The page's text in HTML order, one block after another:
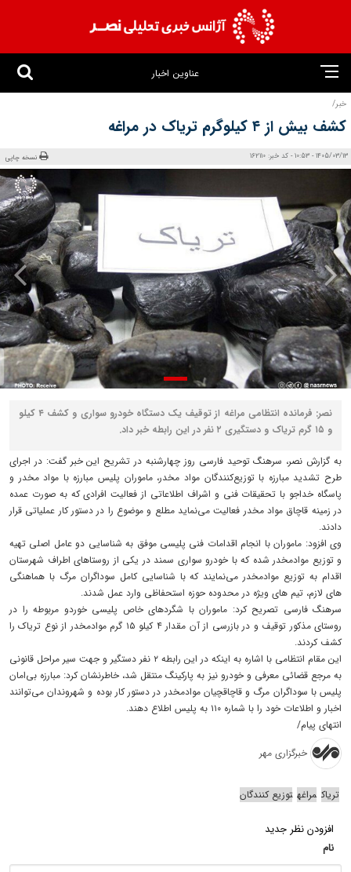
عناوین اخبار
خبر/
کشف بیش از ۴ کیلوگرم تریاک در مراغه
1405/03/13 - 10:53 - کد خبر: 162110 نسخه چاپی
نصر: فرمانده انتظامی مراغه از توقیف یک دستگاه خودرو سواری و کشف ۴ کیلو
و ۱۵ گرم تریاک و دستگیری ۲ نفر در این رابطه خبر داد.
به گزارش نصر، سرهنگ توحید فارسی روز چهارشنبه در تشریح این خبر گفت: در اجرای
طرح تشدید مبارزه با توزیع‌کنندگان مواد مخدر، ماموران پلیس مبارزه با مواد مخدر و
پاسگاه خداجو با تحقیقات فنی و اشراف اطلاعاتی از فعالیت افرادی که به صورت عمده
در زمینه قاچاق مواد مخدر فعالیت می‌نماید مطلع و موضوع را در دستور کار عملیاتی قرار
دادند.
وی افزود: ماموران با انجام اقدامات فنی پلیسی موفق به شناسایی دو عامل اصلی تهیه
و توزیع موادمخدر شده که با خودرو سواری سمند در یکی از روستاهای اطراف شهرستان
اقدام به توزیع موادمخدر می‌نمایند که با شناسایی کامل سوداگران مرگ با هماهنگی‌
های لازم، تیم های ویژه در محدوده حوزه استحفاظی وارد عمل شدند.
سرهنگ فارسی تصریح کرد: ماموران با شگردهای خاص پلیسی خوردو مربوطه را در
روستای مذکور توقیف و در بازرسی از آن مقدار ۴ کیلو ۱۵ گرم موادمخدر از نوع تریاک را
کشف کردند.
این مقام انتظامی با اشاره به اینکه در این رابطه ۲ نفر دستگیر و جهت سیر مراحل قانونی
به مرجع قضائی معرفی و خودرو نیز به پارکینگ منتقل شد، خاطرنشان کرد: مبارزه بی‌امان
پلیس با سوداگران مرگ و قاچاقچیان موادمخدر در دستور کار بوده و شهروندان می‌توانند
اخبار و اطلاعات خود را با شماره ۱۱۰ به پلیس اطلاع دهند.
انتهای پیام/
خبرگزاری مهر
تریاک مراغه توزیع کنندگان
افزودن نظر جدید
نام